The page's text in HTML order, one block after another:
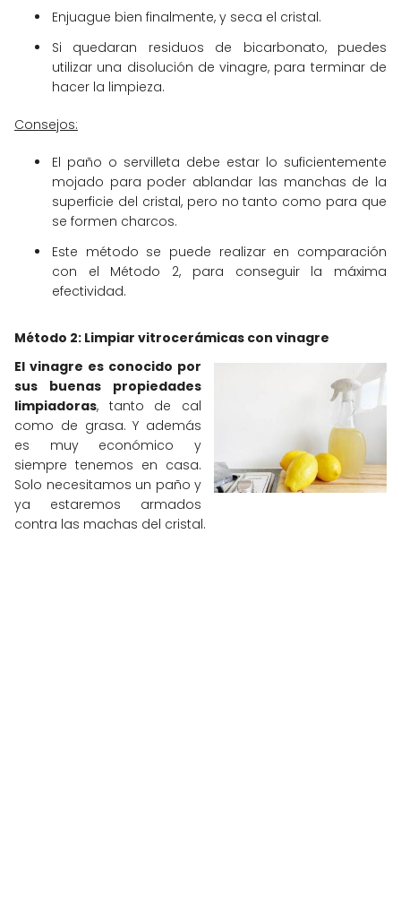
Enjuague bien finalmente, y seca el cristal.
Si quedaran residuos de bicarbonato, puedes
utilizar una disolución de vinagre, para terminar de
hacer la limpieza.
Consejos:
El paño o servilleta debe estar lo suficientemente
mojado para poder ablandar las manchas de la
superficie del cristal, pero no tanto como para que
se formen charcos.
Este método se puede realizar en comparación
con el Método 2, para conseguir la máxima
efectividad.
Método 2: Limpiar vitrocerámicas con vinagre
El vinagre es conocido por
sus buenas propiedades
limpiadoras, tanto de cal
como de grasa. Y además
es muy económico y
siempre tenemos en casa.
Solo necesitamos un paño y
ya estaremos armados
contra las machas del cristal.